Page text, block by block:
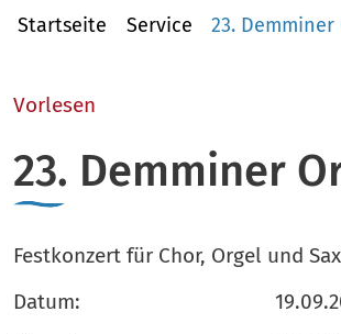
Startseite Service 23. Demminer
Vorlesen
23. Demminer
Festkonzert für Chor, Orgel und
Datum: